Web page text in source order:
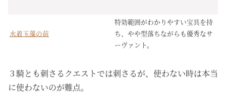
水着玉藻の前
特効範囲がわかりやすい宝具を持
ち、やや型落ちながらも優秀なサ
ーヴァント。
３騎とも刺さるクエストでは刺さるが、使わない時は本当
に使わないのが難点。